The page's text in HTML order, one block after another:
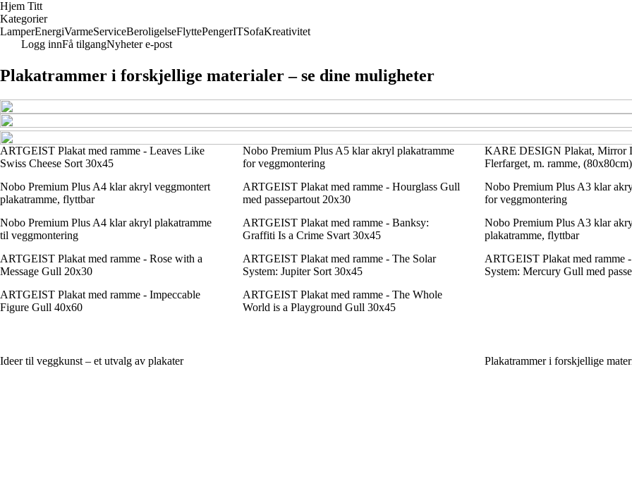
Hjem Titt
Kategorier
LamperEnergiVarmeServiceBeroligelseFlyttePengerITSofaKreativitet
Logg innFå tilgangNyheter e-post
Plakatrammer i forskjellige materialer – se dine muligheter
ARTGEIST Plakat med ramme - Leaves Like
Swiss Cheese Sort 30x45
Nobo Premium Plus A5 klar akryl plakatramme
for veggmontering
KARE DESIGN Plakat, Mirror
Flerfarget, m. ramme, (80x80cm)
Nobo Premium Plus A4 klar akryl veggmontert
plakatramme, flyttbar
ARTGEIST Plakat med ramme - Hourglass Gull
med passepartout 20x30
Nobo Premium Plus A3 klar
for veggmontering
Nobo Premium Plus A4 klar akryl plakatramme
til veggmontering
ARTGEIST Plakat med ramme - Banksy:
Graffiti Is a Crime Svart 30x45
Nobo Premium Plus A3 klar
plakatramme, flyttbar
ARTGEIST Plakat med ramme - Rose with a
Message Gull 20x30
ARTGEIST Plakat med ramme - The Solar
System: Jupiter Sort 30x45
ARTGEIST Plakat med ramme
System: Mercury Gull med
ARTGEIST Plakat med ramme - Impeccable
Figure Gull 40x60
ARTGEIST Plakat med ramme - The Whole
World is a Playground Gull 30x45
Ideer til veggkunst – et utvalg av plakater Plakatrammer i forskjellige